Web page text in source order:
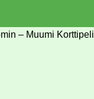
– Muumi Korttipeli